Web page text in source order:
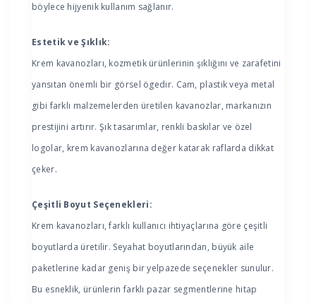
böylece hijyenik kullanım sağlanır.
Estetik ve Şıklık:
Krem kavanozları, kozmetik ürünlerinin şıklığını ve zarafetini
yansıtan önemli bir görsel ögedir. Cam, plastik veya metal
gibi farklı malzemelerden üretilen kavanozlar, markanızın
prestijini artırır. Şık tasarımlar, renkli baskılar ve özel
logolar, krem kavanozlarına değer katarak raflarda dikkat
çeker.
Çeşitli Boyut Seçenekleri:
Krem kavanozları, farklı kullanıcı ihtiyaçlarına göre çeşitli
boyutlarda üretilir. Seyahat boyutlarından, büyük aile
paketlerine kadar geniş bir yelpazede seçenekler sunulur.
Bu esneklik, ürünlerin farklı pazar segmentlerine hitap